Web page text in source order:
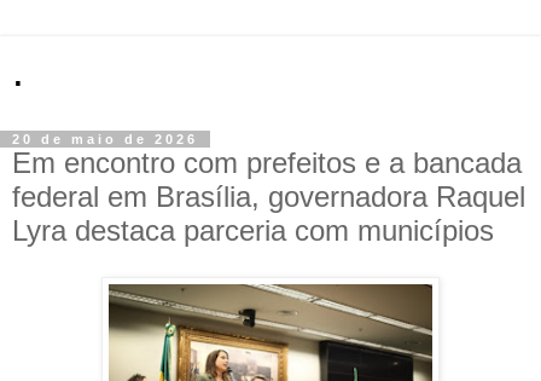
.
20 de maio de 2026
Em encontro com prefeitos e a bancada
federal em Brasília, governadora Raquel
Lyra destaca parceria com municípios